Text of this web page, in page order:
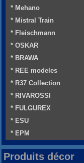
* Mehano
* Mistral Train
* Fleischmann
* OSKAR
* BRAWA
* REE modeles
* R37 Collection
* RIVAROSSI
* FULGUREX
* ESU
* EPM
Produits décor